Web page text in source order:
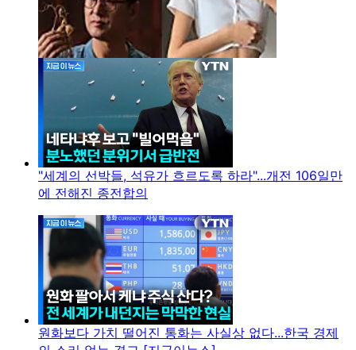
"세계의 선박들, 석유가 흐르도록 하라"...개전 106일만
에 전해진 종전합의
원화보다 가치 떨어진 통화는 사실상 없다...한국 경제